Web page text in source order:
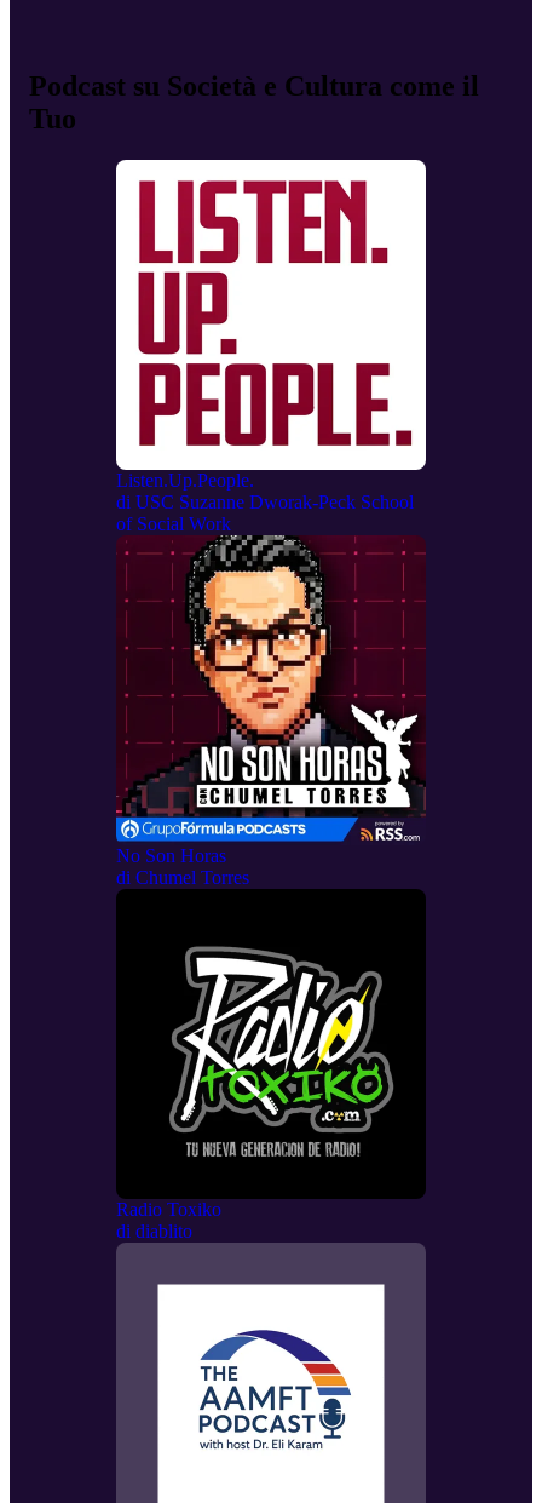
Podcast su Società e Cultura come il
Tuo
Listen.Up.People.
di USC Suzanne Dworak-Peck School
of Social Work
No Son Horas
di Chumel Torres
Radio Toxiko
di diablito